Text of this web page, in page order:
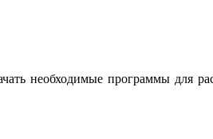
необходимые программы для